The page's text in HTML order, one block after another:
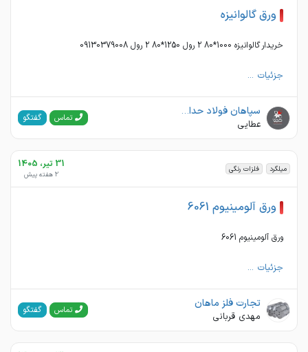
ورق گالوانیزه
خریدار گالوانیزه 1000*80 2 رول 1250*80 2 رول 09130379008
جزئیات ...
سپاهان فولاد حداد کچو
عطایی
تماس گفتگو
میلگرد فلزات رنگی 31 تیر، 1405
2 هفته پیش
ورق آلومینیوم 6061
ورق آلومینیوم 6061
جزئیات ...
تجارت فلز ماهان
مهدی قربانی تماس گفتگو